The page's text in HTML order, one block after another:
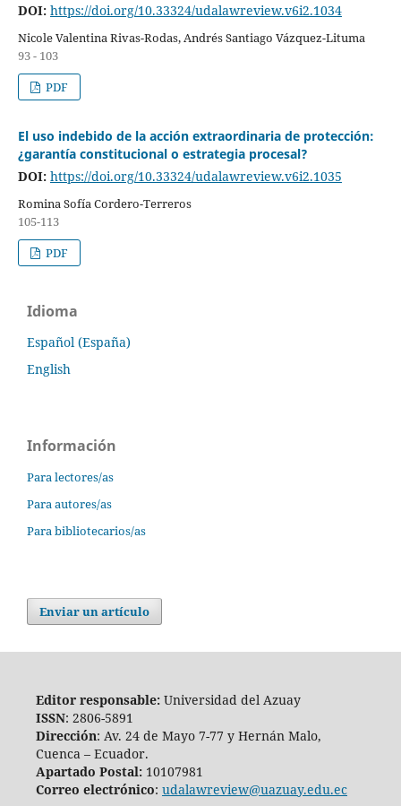
DOI: https://doi.org/10.33324/udalawreview.v6i2.1034
Nicole Valentina Rivas-Rodas, Andrés Santiago Vázquez-Lituma
93 - 103
PDF
El uso indebido de la acción extraordinaria de protección:
¿garantía constitucional o estrategia procesal?
DOI: https://doi.org/10.33324/udalawreview.v6i2.1035
Romina Sofía Cordero-Terreros
105-113
PDF
Idioma
Español (España)
English
Información
Para lectores/as
Para autores/as
Para bibliotecarios/as
Enviar un artículo
Editor responsable:Universidad del Azuay
ISSN: 2806-5891
Dirección: Av. 24 de Mayo 7-77 y Hernán Malo,
Cuenca – Ecuador.
Apartado Postal:10107981
Correo electrónico: udalawreview@uazuay.edu.ec